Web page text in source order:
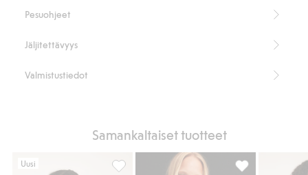
Koon S pituus 62 cm
Pesuohjeet
Jäljitettävyys
Valmistustiedot
Samankaltaiset tuotteet
Uusi